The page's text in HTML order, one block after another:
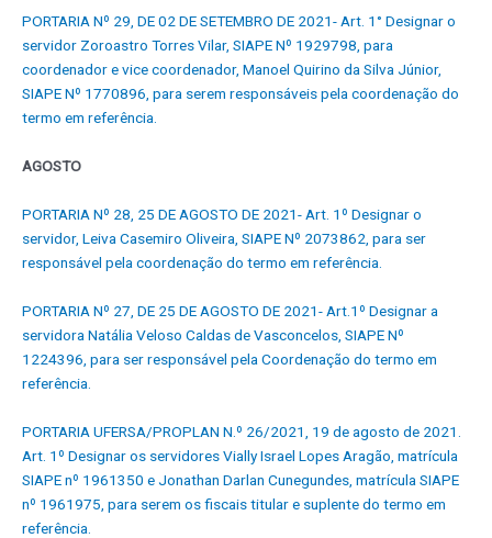
PORTARIA Nº 29, DE 02 DE SETEMBRO DE 2021- Art. 1° Designar o
servidor Zoroastro Torres Vilar, SIAPE Nº 1929798, para
coordenador e vice coordenador, Manoel Quirino da Silva Júnior,
SIAPE Nº 1770896, para serem responsáveis pela coordenação do
termo em referência.
AGOSTO
PORTARIA Nº 28, 25 DE AGOSTO DE 2021- Art. 1º Designar o
servidor, Leiva Casemiro Oliveira, SIAPE Nº 2073862, para ser
responsável pela coordenação do termo em referência.
PORTARIA Nº 27, DE 25 DE AGOSTO DE 2021- Art.1º Designar a
servidora Natália Veloso Caldas de Vasconcelos, SIAPE Nº
1224396, para ser responsável pela Coordenação do termo em
referência.
PORTARIA UFERSA/PROPLAN N.º 26/2021, 19 de agosto de 2021.
Art. 1º Designar os servidores Vially Israel Lopes Aragão, matrícula
SIAPE nº 1961350 e Jonathan Darlan Cunegundes, matrícula SIAPE
nº 1961975, para serem os fiscais titular e suplente do termo em
referência.